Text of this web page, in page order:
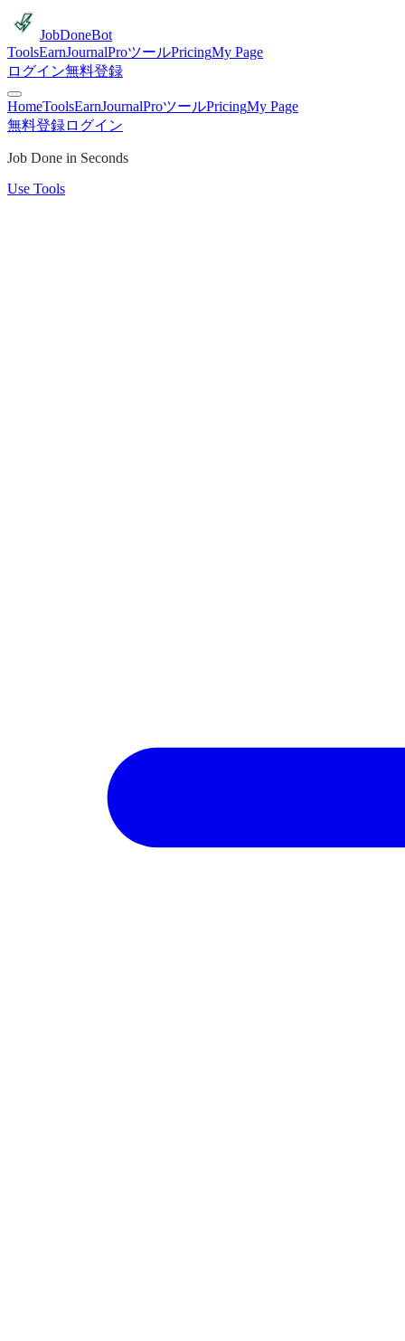
JobDoneBot
ToolsEarnJournalProツールPricingMy Page
ログイン無料登録
HomeToolsEarnJournalProツールPricingMy Page
無料登録ログイン
Job Done in Seconds
Use Tools